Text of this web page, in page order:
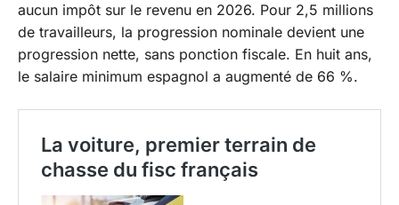
aucun impôt sur le revenu en 2026. Pour 2,5 millions
de travailleurs, la progression nominale devient une
progression nette, sans ponction fiscale. En huit ans,
le salaire minimum espagnol a augmenté de 66 %.